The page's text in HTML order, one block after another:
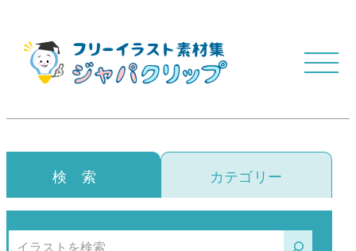
検 索 カテゴリー
検索